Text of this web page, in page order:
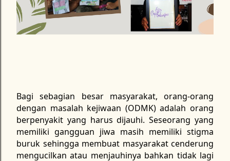
Bagi sebagian besar masyarakat, orang-orang
dengan masalah kejiwaan (ODMK) adalah orang
berpenyakit yang harus dijauhi. Seseorang yang
memiliki gangguan jiwa masih memiliki stigma
buruk sehingga membuat masyarakat cenderung
mengucilkan atau menjauhinya bahkan tidak lagi